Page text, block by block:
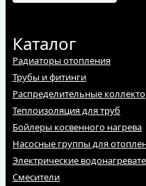
Каталог
Радиаторы отопления
Трубы и фитинги
Распределительные
Теплоизоляция для труб
Бойлеры косвенного нагрева
Насосные группы для
Электрические
Смесители